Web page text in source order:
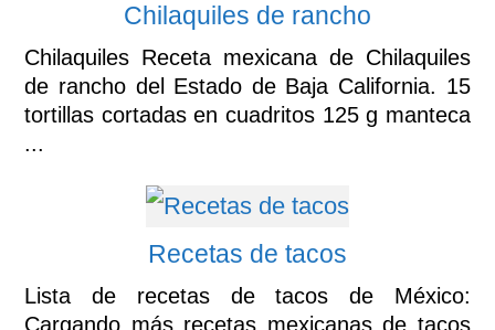
Chilaquiles de rancho
Chilaquiles Receta mexicana de Chilaquiles
de rancho del Estado de Baja California. 15
tortillas cortadas en cuadritos 125 g manteca
...
Recetas de tacos
Lista de recetas de tacos de México:
Cargando más recetas mexicanas de tacos